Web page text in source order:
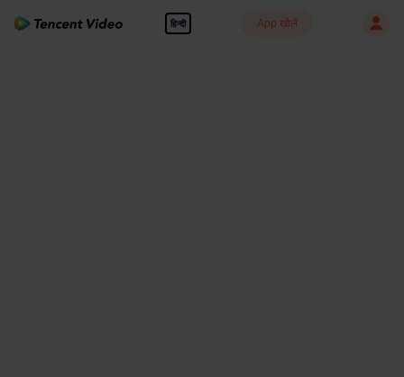
हिन्दी App खोलें